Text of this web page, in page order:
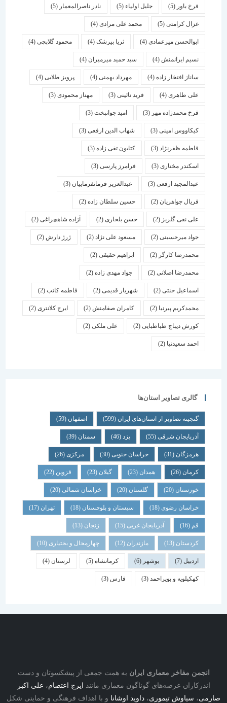
فرخ باور(5) جلیل اولیاء(5) نادر ناصرالمعمار (5)
غزال کرامتی(5) محمد علی مرادی(4)
ابوالحسن میرعمادی(4) ثریا بیرشک(4) محمود گلابچی(4)
نسیم ایرانمنش(4) سید حمید میرمیران(4)
ساناز افتخار زاده(4) مهرداد بهمنی (4) پرویز طلایی(4)
علی طاهری(4) فرید نائینی(3) مهناز محمودی(3)
فرخ محمدزاده مهر(3) امید جوانبخت(3)
کیکاووس امینی(3) شهاب الدین ارفعی(3)
فاطمه ظفرنژاد(3) کتایون تقی زاده(3)
اسكندر مختاری (3) فرامرز پارسی(3)
عبدالمجید ارفعی(3) عبدالعزیز فرمانفرماییان(3)
فریال جواهریان(2) حسین سلطان زاده(2)
علی نقی گلریز(2) حسن بلخاری(2) آزاده شاهچراغی(2)
جواد میرحسینی(2) مسعود علی نژاد(2) ژرژ دارش (2)
محمدرضا کارگر(2) ابراهیم حقیقی(2)
محمدرضا اصلانی(2) جواد مهدی زاده(2)
اسماعیل جنتی(2) شهریار قدیمی(2) فاطمه کاتب(2)
محمدکریم پیرنیا (2) کامران صفامنش(2) ایرج کلانتری (2)
کورش دیباج طباطبایی(2) علی ملکی(2)
احمد سعیدنیا (2)
گالری تصاویر استان‌ها
گنجینه تصاویر از استان‌های ایران(599) اصفهان (59)
آذربایجان شرقی(55) یزد سمنان (39)
هرمزگان(31) خراسان جنوبی(30) مرکزی (26)
همدان گیلان قزوین
خوزستان(20) گلستان (20) خراسان شمالی(20)
خراسان رضوی(18) سیستان و بلوچستان(18) تهران
آذربایجان غربی(15) زنجان
کردستان(13) مازندران(12) چهارمحال و بختیاری (10)
بوشهر کرمانشاه(5) لرستان (4)
کهکیلویه و بویراحمد(3) فارس
مفاخر معماری ایرانبه همت جمعی از پیشکسوتان و دست
عرصه‌های گوناگون معماری مانندایرج اعتصام،علی اکبر
،سیاوش تیموری،داوید اوشاناو با اهداف فرهنگی و حمایتی شکل